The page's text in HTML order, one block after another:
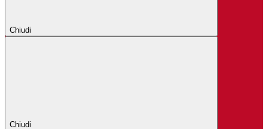
Chiudi
Chiudi